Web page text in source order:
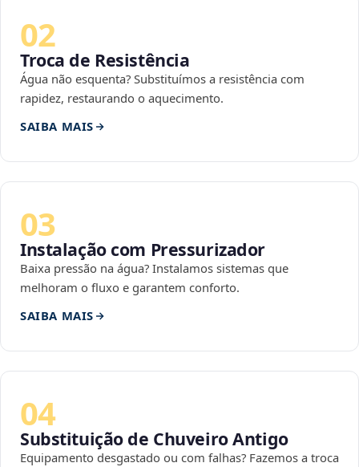
02
Troca de Resistência
Água não esquenta? Substituímos a resistência com
rapidez, restaurando o aquecimento.
SAIBA MAIS
03
Instalação com Pressurizador
Baixa pressão na água? Instalamos sistemas que
melhoram o fluxo e garantem conforto.
SAIBA MAIS
04
Substituição de Chuveiro Antigo
Equipamento desgastado ou com falhas? Fazemos a troca